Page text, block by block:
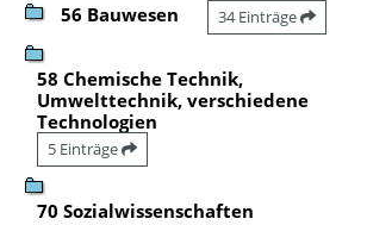
56 Bauwesen 34 Einträge
58 Chemische Technik,
Umwelttechnik, verschiedene
Technologien
5 Einträge
70 Sozialwissenschaften